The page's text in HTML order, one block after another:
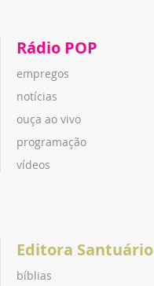
Rádio POP
empregos
notícias
ouça ao vivo
programação
vídeos
Editora Santuário
bíblias